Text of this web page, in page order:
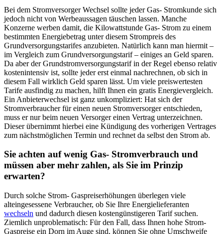
Bei dem Stromversorger Wechsel sollte jeder Gas- Stromkunde sich
jedoch nicht von Werbeaussagen täuschen lassen. Manche
Konzerne werben damit, die Kilowattstunde Gas- Strom zu einem
bestimmten Energiebetrag unter diesem Strompreis des
Grundversorgungstarifes anzubieten. Natürlich kann man hiermit –
im Vergleich zum Grundversorgungstarif – einiges an Geld sparen.
Da aber der Grundstromversorgungstarif in der Regel ebenso relativ
kostenintensiv ist, sollte jeder erst einmal nachrechnen, ob sich in
diesem Fall wirklich Geld sparen lässt. Um viele preiswertesten
Tarife ausfindig zu machen, hilft Ihnen ein gratis Energievergleich.
Ein Anbieterwechsel ist ganz unkompliziert: Hat sich der
Stromverbraucher für einen neuen Stromversorger entschieden,
muss er nur beim neuen Versorger einen Vertrag unterzeichnen.
Dieser übernimmt hierbei eine Kündigung des vorherigen Vertrages
zum nächstmöglichen Termin und rechnet da selbst den Strom ab.
Sie achten auf wenig Gas- Stromverbrauch und
müssen aber mehr zahlen, als Sie im Prinzip
erwarten?
Durch solche Strom- Gaspreiserhöhungen überlegen viele
alteingesessene Verbraucher, ob Sie Ihre Energielieferanten
wechseln und dadurch diesen kostengünstigeren Tarif suchen.
Ziemlich unproblematisch: Für den Fall, dass Ihnen hohe Strom-
Gaspreise ein Dorn im Auge sind, können Sie ohne Umschweife